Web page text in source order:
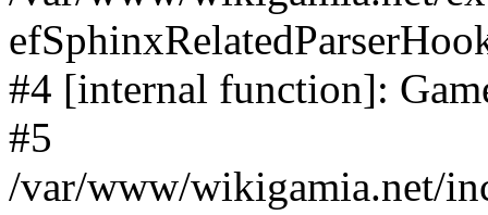
#4 [internal function]:
#5
/var/www/wikigamia.net/